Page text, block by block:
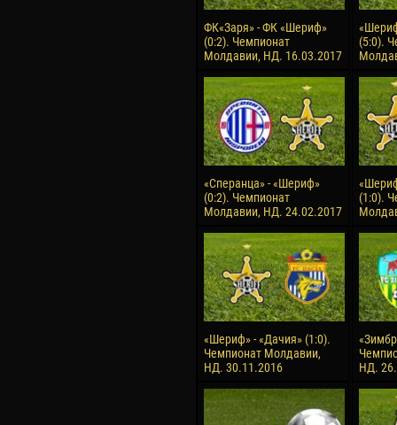
ФК«Заря» - ФК «Шериф»
(0:2). Чемпионат
Молдавии, НД. 16.03.2017
(5:0).
«Сперанца» - «Шериф»
(0:2). Чемпионат
Молдавии, НД. 24.02.2017
(1:0).
«Шериф» - «Дачия» (1:0).
Чемпионат Молдавии,
НД. 30.11.2016
НД.